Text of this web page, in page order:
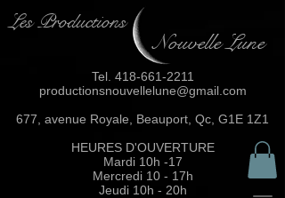
Les Productions
Nouvelle Lune
Tel. 418-661-2211
productionsnouvellelune@gmail.com
677, avenue Royale, Beauport, Qc, G1E 1Z1
HEURES D'OUVERTURE
Mardi 10h -17
Mercredi 10 - 17h
Jeudi 10h - 20h